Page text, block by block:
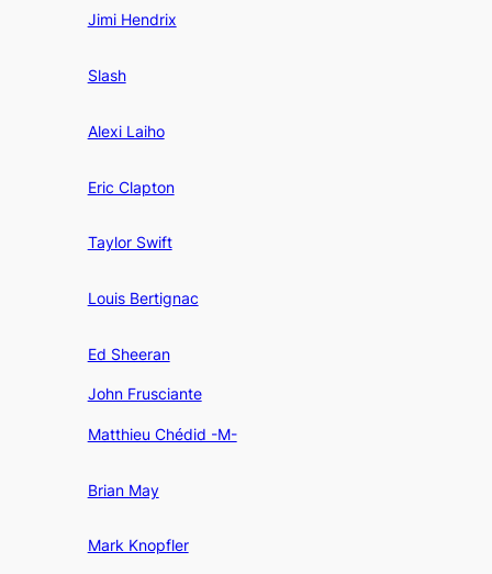
Jimi Hendrix
Slash
Alexi Laiho
Eric Clapton
Taylor Swift
Louis Bertignac
Ed Sheeran
John Frusciante
Matthieu Chédid -M-
Brian May
Mark Knopfler